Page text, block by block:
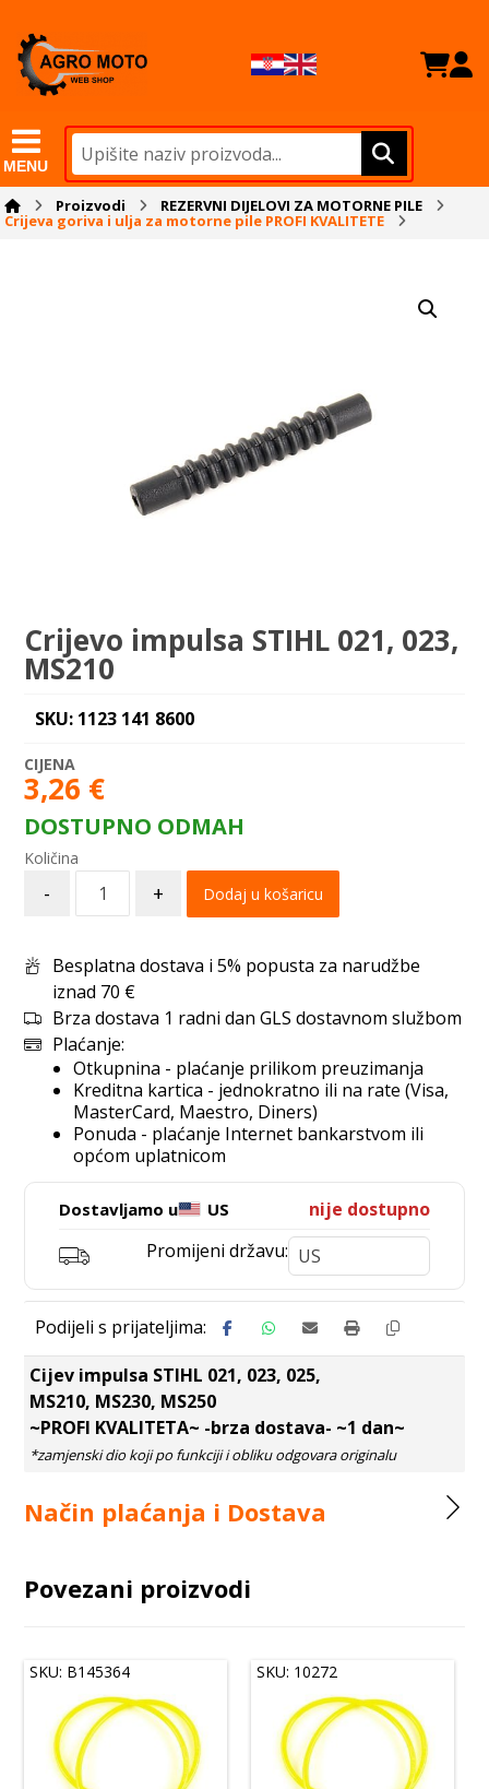
MENU
Proizvodi REZERVNI DIJELOVI ZA MOTORNE PILE
Crijeva goriva i ulja za motorne pile PROFI KVALITETE
Crijevo impulsa STIHL 021, 023,
MS210
SKU: 1123 141 8600
3,26 €
DOSTUPNO ODMAH
- + Dodaj u košaricu
Besplatna dostava i 5% popusta za narudžbe
iznad 70 €
Brza dostava 1 radni dan GLS dostavnom službom
Plaćanje:
Otkupnina - plaćanje prilikom preuzimanja
Kreditna kartica - jednokratno ili na rate (Visa,
MasterCard, Maestro, Diners)
Ponuda - plaćanje Internet bankarstvom ili
općom uplatnicom
Dostavljamo u US
nije dostupno
Promijeni državu:
Cijev impulsa STIHL 021, 023, 025,
MS210, MS230, MS250
~PROFI KVALITETA~ -brza dostava- ~1 dan~
Način plaćanja i Dostava
Povezani proizvodi
SKU: B145364 SKU: 10272